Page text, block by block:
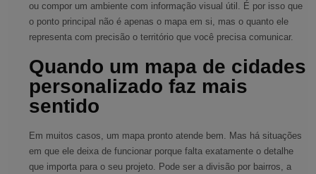
ou compor um ambiente com informação visual útil. É por isso que
o ponto principal não é apenas o mapa em si, mas o quanto ele
representa com precisão o território que você precisa comunicar.
Quando um mapa de cidades
personalizado faz mais
sentido
Em muitos casos, um mapa pronto atende bem. Mas há situações
em que ele deixa de funcionar porque falta exatamente o detalhe
que importa para o seu projeto. Pode ser a divisão por bairros, a